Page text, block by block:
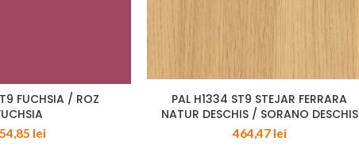
FUCHSIA / ROZ
lei
PAL H1334 ST9 STEJAR FERRARA
NATUR DESCHIS / SORANO DESCHIS
464,47 lei